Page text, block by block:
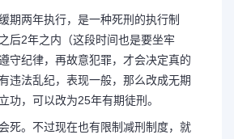
期两年执行，是一种死刑的执行制
后2年之内（这段时间也是要坐牢
守纪律，再故意犯罪，才会决定真的
违法乱纪，表现一般，那么改成无期
功，可以改为25年有期徒刑。
死。不过现在也有限制减刑制度，就